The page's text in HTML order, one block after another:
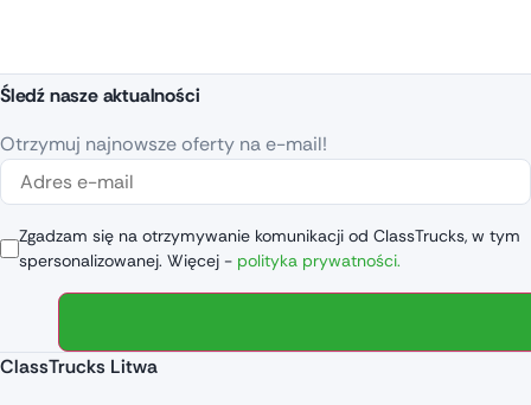
Śledź nasze aktualności
Otrzymuj najnowsze oferty na e-mail!
Zgadzam się na otrzymywanie komunikacji od ClassTrucks, w tym
spersonalizowanej. Więcej - polityka prywatności.
ClassTrucks Litwa